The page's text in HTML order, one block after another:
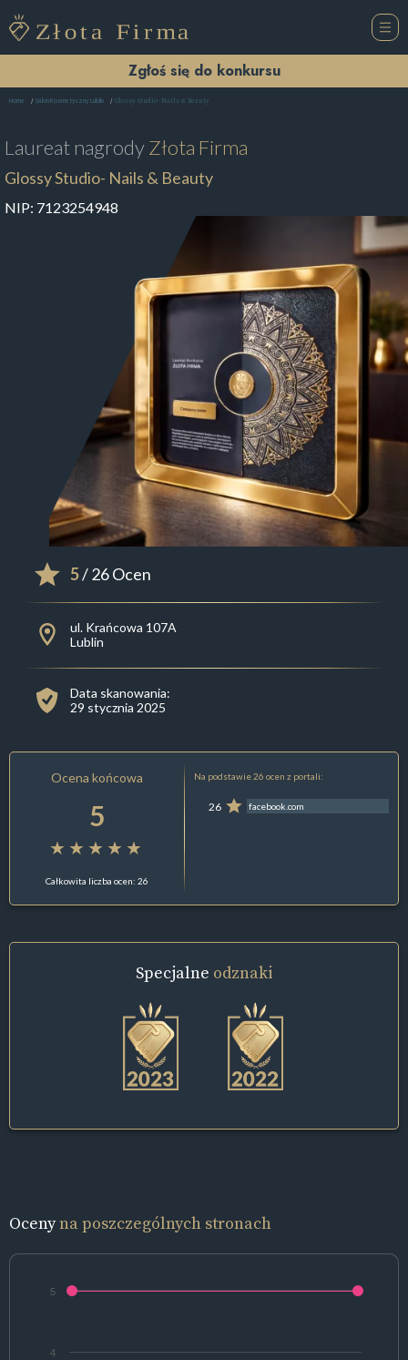
Zgłoś się do konkursu
Home Salon Kosmetyczny Lublin Glossy Studio- Nails & Beauty
Laureat nagrodyZłota Firma
Glossy Studio- Nails & Beauty
NIP: 7123254948
5/ 26 Ocen
ul. Krańcowa 107A
Lublin
Data skanowania:
29 stycznia 2025
Ocena końcowa
5
Całkowita liczba ocen: 26
Na podstawie 26 ocen z portali:
26 facebook.com
Specjalne odznaki
Ocenyna poszczególnych stronach
4
5